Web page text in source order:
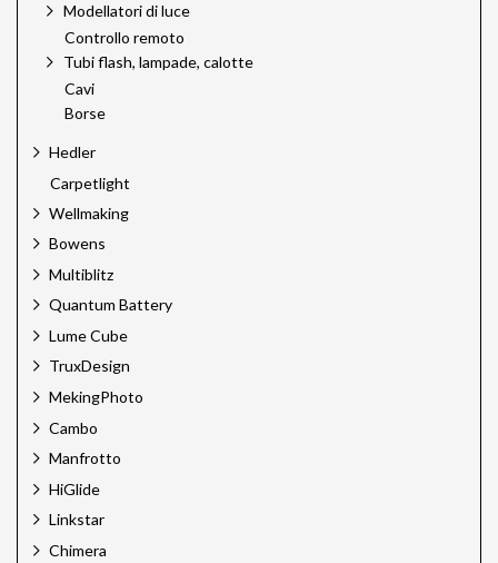
Modellatori di luce
Controllo remoto
Tubi flash, lampade, calotte
Cavi
Borse
Hedler
Carpetlight
Wellmaking
Bowens
Multiblitz
Quantum Battery
Lume Cube
TruxDesign
MekingPhoto
Cambo
Manfrotto
HiGlide
Linkstar
Chimera